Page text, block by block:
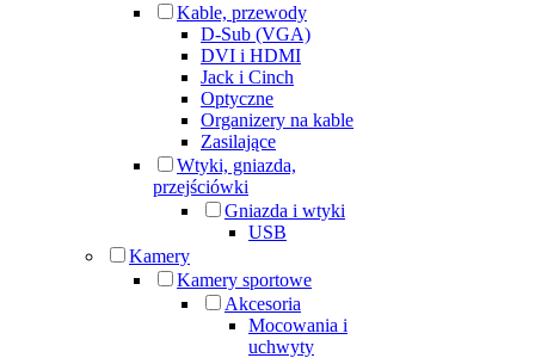
Kable, przewody
D-Sub (VGA)
DVI i HDMI
Jack i Cinch
Optyczne
Organizery na kable
Zasilające
Wtyki, gniazda,
przejściówki
Gniazda i wtyki
USB
Kamery
Kamery sportowe
Akcesoria
Mocowania i
uchwyty